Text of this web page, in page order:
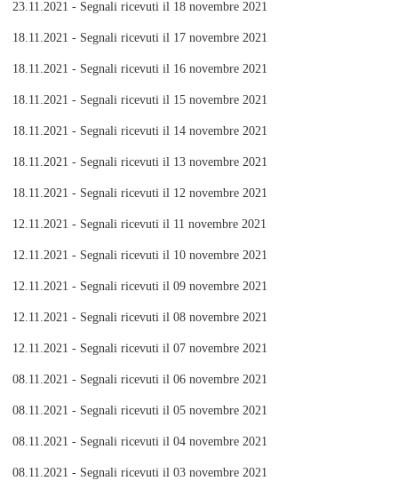
23.11.2021 - Segnali ricevuti il 18 novembre 2021
18.11.2021 - Segnali ricevuti il 17 novembre 2021
18.11.2021 - Segnali ricevuti il 16 novembre 2021
18.11.2021 - Segnali ricevuti il 15 novembre 2021
18.11.2021 - Segnali ricevuti il 14 novembre 2021
18.11.2021 - Segnali ricevuti il 13 novembre 2021
18.11.2021 - Segnali ricevuti il 12 novembre 2021
12.11.2021 - Segnali ricevuti il 11 novembre 2021
12.11.2021 - Segnali ricevuti il 10 novembre 2021
12.11.2021 - Segnali ricevuti il 09 novembre 2021
12.11.2021 - Segnali ricevuti il 08 novembre 2021
12.11.2021 - Segnali ricevuti il 07 novembre 2021
08.11.2021 - Segnali ricevuti il 06 novembre 2021
08.11.2021 - Segnali ricevuti il 05 novembre 2021
08.11.2021 - Segnali ricevuti il 04 novembre 2021
08.11.2021 - Segnali ricevuti il 03 novembre 2021